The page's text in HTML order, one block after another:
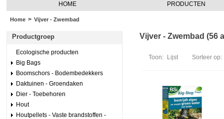
HOME PRODUCTEN
Home > Vijver - Zwembad
Productgroep
Ecologische producten
Big Bags
Boomschors - Bodembedekkers
Daktuinen - Groendaken
Dier - Toebehoren
Hout
Houtpellets - Vaste brandstoffen -
Vijver - Zwembad (56
Toon: Lijst Sorteer op: